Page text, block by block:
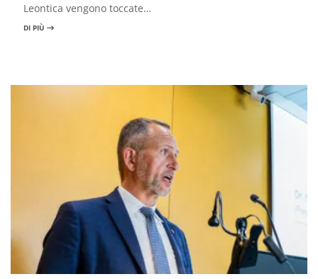
Leontica vengono toccate…
DI PIÙ